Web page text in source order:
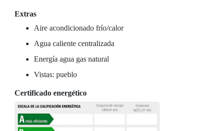
Extras
Aire acondicionado frío/calor
Agua caliente centralizada
Energía agua gas natural
Vistas: pueblo
Certificado energético